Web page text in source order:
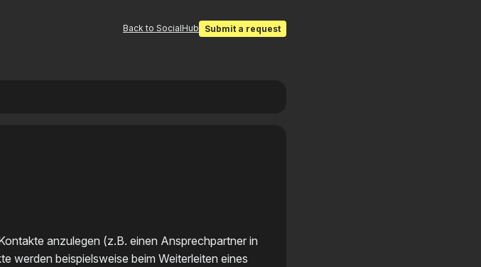
Back to SocialHub Submit a request
anzulegen (z.B. einen Ansprechpartner in
werden beispielsweise beim Weiterleiten eines